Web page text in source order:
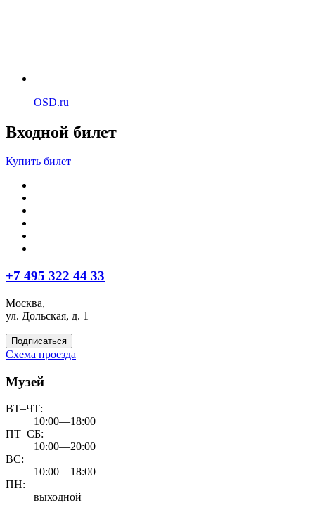
OSD.ru
Входной билет
Купить билет
+7 495 322 44 33
Москва,
ул. Дольская, д. 1
Подписаться
Схема проезда
Музей
ВТ–ЧТ:
10:00—18:00
ПТ–СБ:
10:00—20:00
ВС:
10:00—18:00
ПН:
выходной